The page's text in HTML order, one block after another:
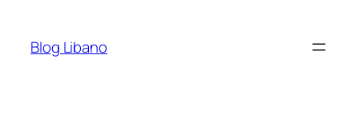
Blog Libano